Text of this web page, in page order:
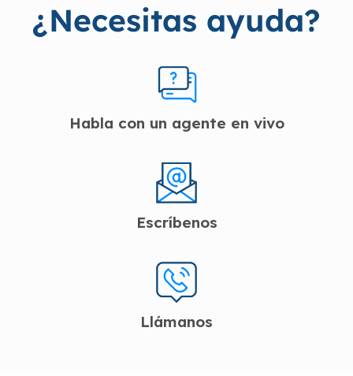
¿Necesitas ayuda?
Habla con un agente en vivo
Escríbenos
Llámanos